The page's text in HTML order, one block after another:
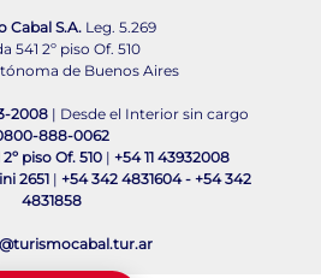
Cabal S.A. Leg. 5.269
541 2º piso Of. 510
de Buenos Aires
2008| Desde el Interior sin cargo
888-0062
piso Of. 510 |+54 11 43932008
2651| +54 342 4831604- +54 342
4831858